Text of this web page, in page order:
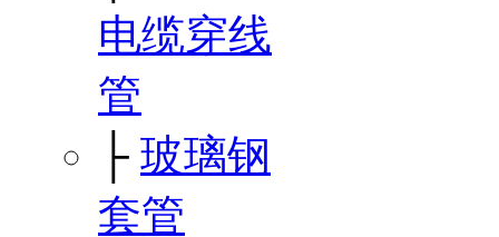
电缆穿线
管
├ 玻璃钢
套管